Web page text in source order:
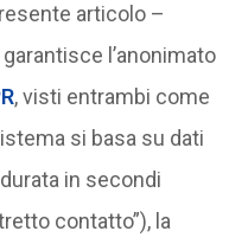
articolo –
l’anonimato
, visti entrambi come
si basa su dati
in secondi
contatto”), la